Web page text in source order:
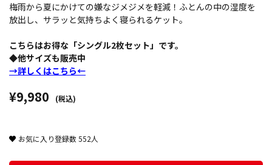
梅雨から夏にかけての嫌なジメジメを軽減！ふとんの中の湿度を
放出し、サラッと気持ちよく寝られるケット。
こちらはお得な「シングル2枚セット」です。
◆他サイズも販売中
→詳しくはこちら←
¥9,980 (税込)
お気に入り登録数552人